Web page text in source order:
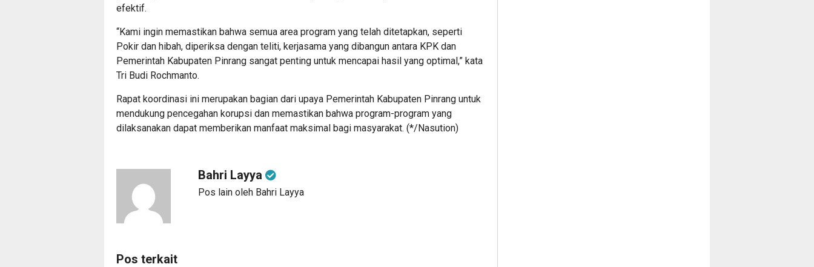
efektif.
“Kami ingin memastikan bahwa semua area program yang telah ditetapkan, seperti
Pokir dan hibah, diperiksa dengan teliti, kerjasama yang dibangun antara KPK dan
Pemerintah Kabupaten Pinrang sangat penting untuk mencapai hasil yang optimal,” kata
Tri Budi Rochmanto.
Rapat koordinasi ini merupakan bagian dari upaya Pemerintah Kabupaten Pinrang untuk
mendukung pencegahan korupsi dan memastikan bahwa program-program yang
dilaksanakan dapat memberikan manfaat maksimal bagi masyarakat. (*/Nasution)
Bahri Layya
Pos lain oleh Bahri Layya
Pos terkait